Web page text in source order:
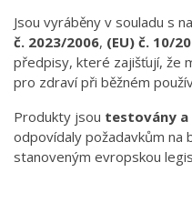
Jsou vyráběny v souladu s
č. 2023/2006, (EU) č. 10/
předpisy, které zajišťují, že
pro zdraví při běžném
Produkty jsou testovány
odpovídaly požadavkům na
stanoveným evropskou